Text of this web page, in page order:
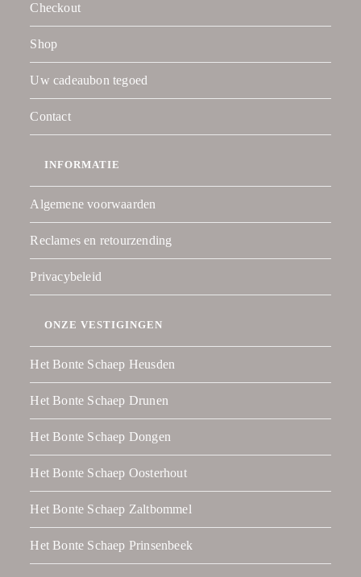
Checkout
Shop
Uw cadeaubon tegoed
Contact
INFORMATIE
Algemene voorwaarden
Reclames en retourzending
Privacybeleid
ONZE VESTIGINGEN
Het Bonte Schaep Heusden
Het Bonte Schaep Drunen
Het Bonte Schaep Dongen
Het Bonte Schaep Oosterhout
Het Bonte Schaep Zaltbommel
Het Bonte Schaep Prinsenbeek